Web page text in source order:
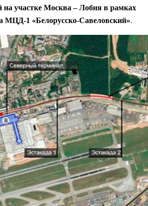
на участке Москва – Лобня в рамках
МЦД-1 «Белорусско-Савеловский».